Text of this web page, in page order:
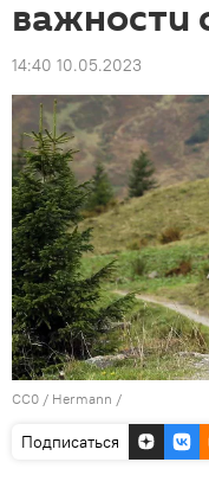
14:40 10.05.2023
CC0 / Hermann /
Подписаться